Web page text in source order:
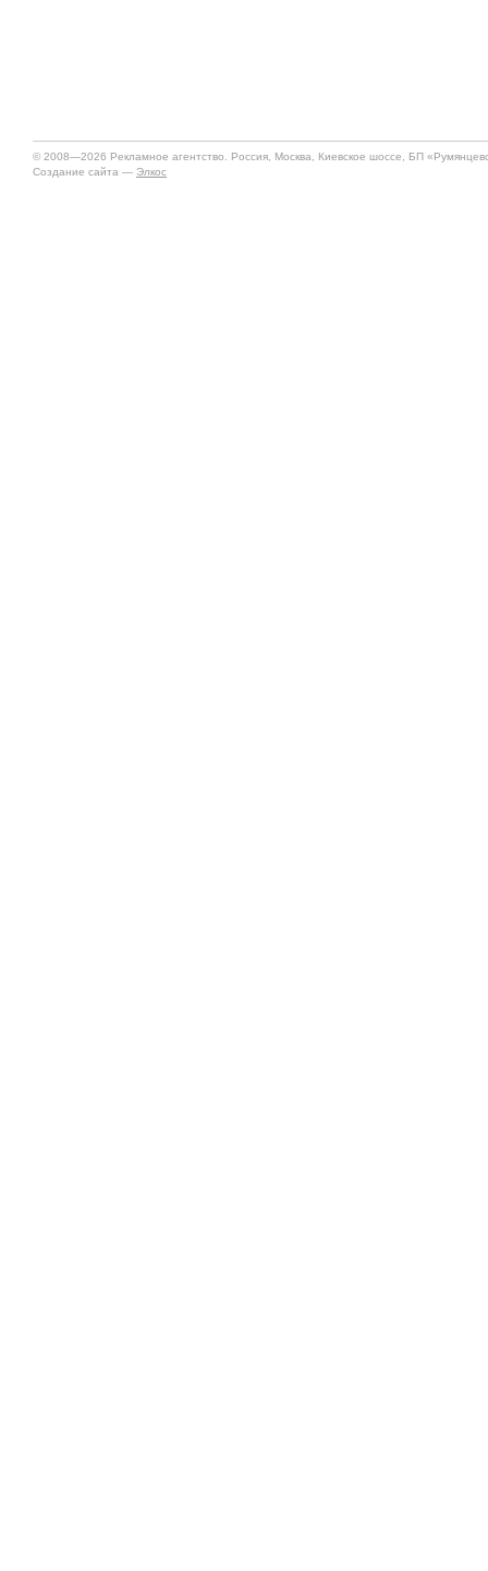
© 2008—2026 Рекламное агентство. Россия, Москва, Киевское шоссе, БП
Создание сайта — Элкос